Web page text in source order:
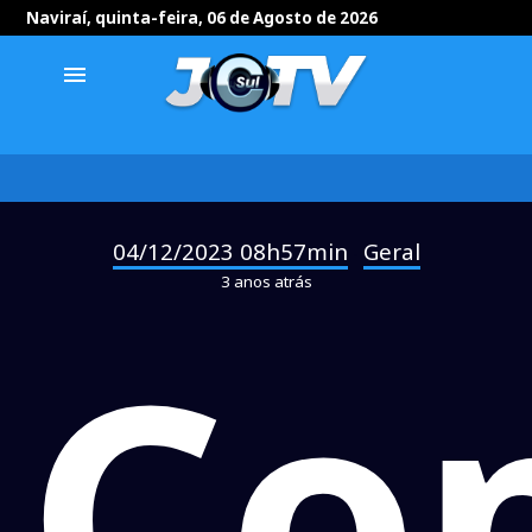
Naviraí, quinta-feira, 06 de Agosto de 2026
menu
04/12/2023 08h57min Geral
3 anos atrás